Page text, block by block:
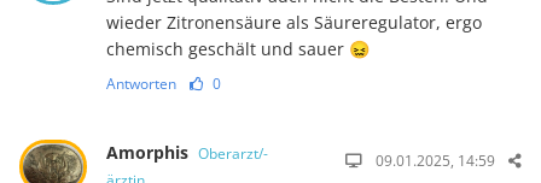
wieder Zitronensäure als Säureregulator, ergo
chemisch geschält und sauer 😖
Antworten 0
Amorphis Oberarzt/-
09.01.2025, 14:59